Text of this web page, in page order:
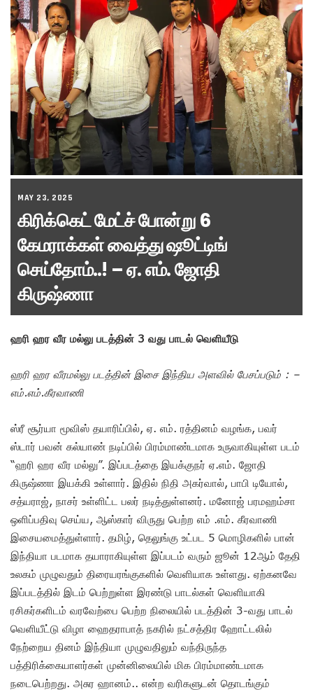
MAY 23, 2025
கிரிக்கெட் மேட்ச் போன்று 6
கேமராக்கள் வைத்து ஷூட்டிங்
செய்தோம்..! – ஏ. எம். ஜோதி
கிருஷ்ணா
ஹரி ஹர வீர மல்லு படத்தின் 3 வது பாடல் வெளியீடு
ஹரி ஹர வீரமல்லு படத்தின் இசை இந்திய அளவில் பேசப்படும் : –
எம்.எம்.கீரவாணி
ஸ்ரீ சூர்யா மூவிஸ் தயாரிப்பில், ஏ. எம். ரத்தினம் வழங்க, பவர்
ஸ்டார் பவன் கல்யாண் நடிப்பில் பிரம்மாண்டமாக உருவாகியுள்ள படம்
“ஹரி ஹர வீர மல்லு”. இப்படத்தை இயக்குநர் ஏ.எம். ஜோதி
கிருஷ்ணா இயக்கி உள்ளார். இதில் நிதி அகர்வால், பாபி டியோல்,
சத்யராஜ், நாசர் உள்ளிட்ட பலர் நடித்துள்ளனர். மனோஜ் பரமஹம்சா
ஒளிப்பதிவு செய்ய, ஆஸ்கார் விருது பெற்ற எம் .எம். கீரவாணி
இசையமைத்துள்ளார். தமிழ், தெலுங்கு உட்பட 5 மொழிகளில் பான்
இந்தியா படமாக தயாராகியுள்ள இப்படம் வரும் ஜூன் 12ஆம் தேதி
உலகம் முழுவதும் திரையரங்குகளில் வெளியாக உள்ளது. ஏற்கனவே
இப்படத்தில் இடம் பெற்றுள்ள இரண்டு பாடல்கள் வெளியாகி
ரசிகர்களிடம் வரவேற்பை பெற்ற நிலையில் படத்தின் 3-வது பாடல்
வெளியீட்டு விழா ஹைதராபாத் நகரில் நட்சத்திர ஹோட்டலில்
நேற்றைய தினம் இந்தியா முழுவதிலும் வந்திருந்த
பத்திரிக்கையாளர்கள் முன்னிலையில் மிக பிரம்மாண்டமாக
நடைபெற்றது. அசுர ஹானம்.. என்ற வரிகளுடன் தொடங்கும்